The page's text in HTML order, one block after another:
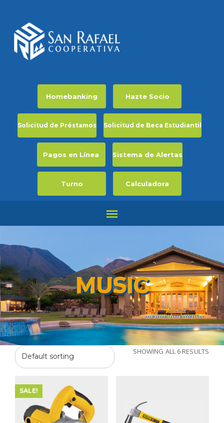
Homebanking Hazte Socio
Solicitud de Préstamos Solicitud de Beca Estudiantil
Pagos en Línea Sistema de Alertas
Turno Calculadora
MUSIC
SHOWING ALL 6 RESULTS
SALE!